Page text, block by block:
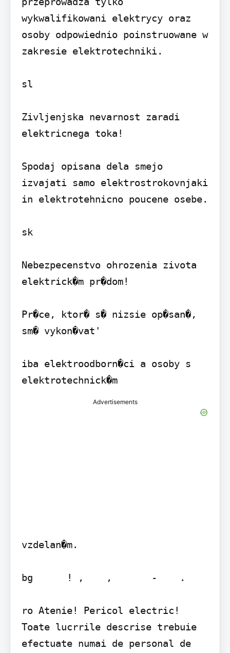
wykwalifikowani elektrycy oraz
osoby odpowiednio poinstruowane w
zakresie elektrotechniki.
sl
Zivljenjska nevarnost zaradi
elektricnega toka!
Spodaj opisana dela smejo
izvajati samo elektrostrokovnjaki
in elektrotehnicno poucene osebe.
sk
Nebezpecenstvo ohrozenia zivota
elektrick�m pr�dom!
Pr�ce, ktor� s� nizsie op�san�,
sm� vykon�vat'
iba elektroodborn�ci a osoby s
elektrotechnick�m
Advertisements
vzdelan�m.
bg      ! ,    ,       -    .
ro Atenie! Pericol electric!
Toate lucrrile descrise trebuie
efectuate numai de personal de